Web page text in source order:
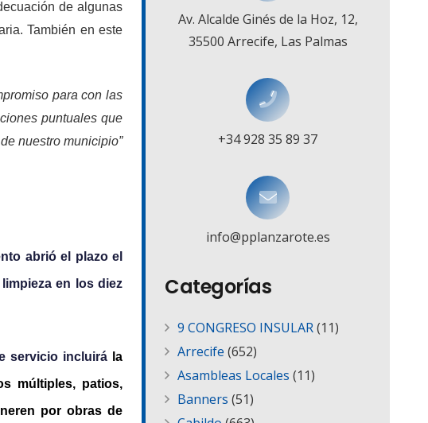
de algunas
También en este
para con las
puntuales que
nuestro municipio”
abrió el plazo el
en los diez
servicio incluirá la
múltiples, patios,
por obras de
Av. Alcalde Ginés de la Hoz, 12,
35500 Arrecife, Las Palmas
+34 928 35 89 37
info@pplanzarote.es
Categorías
9 CONGRESO INSULAR(11)
Arrecife (652)
Asambleas Locales (11)
Banners (51)